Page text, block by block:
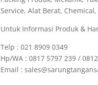
Service, Alat Berat,
Untuk Informasi Produk &
Telp : 021 8909 0349
Hp/WA : 0817 5797 239 /
Email :